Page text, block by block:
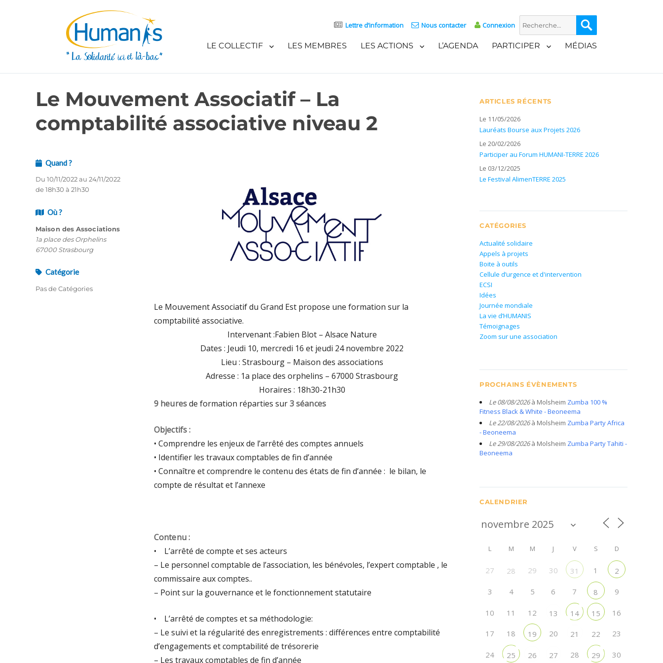
Lettre d’information Nous contacter Connexion
Recherche
pour :
LE COLLECTIF LES MEMBRES LES ACTIONS L’AGENDA PARTICIPER MÉDIAS
Le Mouvement Associatif – La
comptabilité associative niveau 2
Le Mouvement Associatif du Grand Est propose une formation sur la
comptabilité associative.
Intervenant :Fabien Blot – Alsace Nature
Dates : Jeudi 10, mercredi 16 et jeudi 24 novembre 2022
Lieu : Strasbourg – Maison des associations
Adresse : 1a place des orphelins – 67000 Strasbourg
Horaires : 18h30-21h30
9 heuresde formation réparties sur3 séances
Objectifs :
• Comprendre les enjeux de l’arrêté des comptes annuels
• Identifier les travaux comptables de fin d’année
• Connaître et comprendre le contenu des états de fin d’année : le bilan, le
compte de résultat et l’annexe
Contenu :
• L’arrêté de compte et ses acteurs
– Le personnel comptable de l’association, les bénévoles, l’expert comptable , le
commissaire aux comptes..
– Point sur la gouvernance et le fonctionnement statutaire
• L’arrêté de comptes et sa méthodologie:
– Le suivi et la régularité des enregistrements : différences entre comptabilité
d’engagements et comptabilité de trésorerie
– Les travaux comptables de fin d’année
Quand ?
Du 10/11/2022 au 24/11/2022
de 18h30 à 21h30
Où ?
Maison des Associations
1a place des Orphelins
67000 Strasbourg
Catégorie
Pas de Catégories
ARTICLES RÉCENTS
Le 11/05/2026
Lauréats Bourse aux Projets 2026
Le 20/02/2026
Participer au Forum HUMANI-TERRE 2026
Le 03/12/2025
Le Festival AlimenTERRE 2025
CATÉGORIES
Actualité solidaire
Appels à projets
Boite à outils
Cellule d’urgence et d'intervention
ECSI
Idées
Journée mondiale
La vie d’HUMANIS
Témoignages
Zoom sur une association
PROCHAINS ÉVÈNEMENTS
Le 08/08/2026à Molsheim Zumba 100 %
Fitness Black & White - Beoneema
Le 22/08/2026à Molsheim Zumba Party Africa
- Beoneema
Le 29/08/2026à Molsheim Zumba Party Tahiti -
Beoneema
CALENDRIER
L M M J V S D
27 28 29 30 31 1 2
3 4 5 6 7 8 9
10 11 12 13 14 15 16
17 18 19 20 21 22 23
24 25 26 27 28 29 30